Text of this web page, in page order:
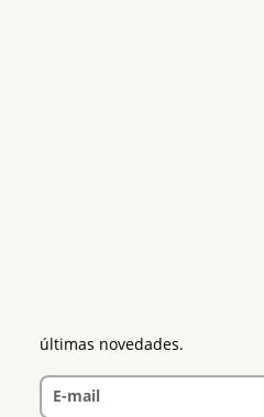
últimas novedades.
E-mail